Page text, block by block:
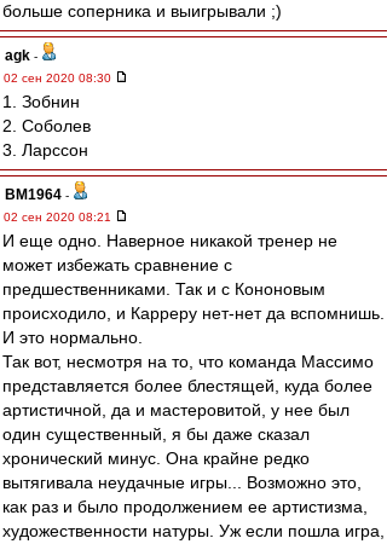
больше соперника и выигрывали ;)
agk -
02 сен 2020 08:30
1. Зобнин
2. Соболев
3. Ларссон
BM1964 -
02 сен 2020 08:21
И еще одно. Наверное никакой тренер не
может избежать сравнение с
предшественниками. Так и с Кононовым
происходило, и Карреру нет-нет да вспомнишь.
И это нормально.
Так вот, несмотря на то, что команда Массимо
представляется более блестящей, куда более
артистичной, да и мастеровитой, у нее был
один существенный, я бы даже сказал
хронический минус. Она крайне редко
вытягивала неудачные игры... Возможно это,
как раз и было продолжением ее артистизма,
художественности натуры. Уж если пошла игра,